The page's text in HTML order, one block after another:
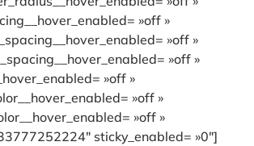
»off »
»off »
»off »
»off »
»off »
»off »
sticky_enabled= »0″]